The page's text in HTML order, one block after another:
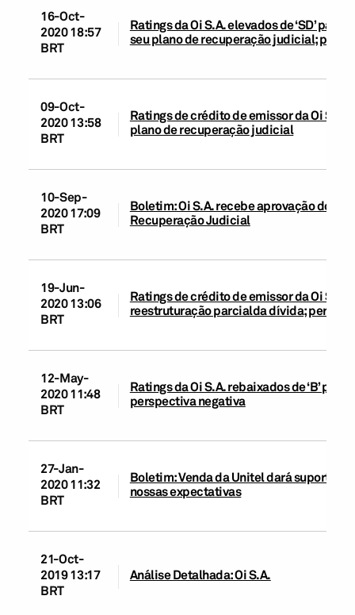
16-Oct-
2020 18:57
BRT
Ratings da Oi S.A. elevados de ‘SD’ para
seu plano de recuperação judicial;
09-Oct-
2020 13:58
BRT
Ratings de crédito de emissor da Oi S.A.
plano de recuperação judicial
10-Sep-
2020 17:09
BRT
Boletim: Oi S.A. recebe aprovação dos
Recuperação Judicial
19-Jun-
2020 13:06
BRT
Ratings de crédito de emissor da Oi S.A.
reestruturação parcialda dívida;
12-May-
2020 11:48
BRT
Ratings da Oi S.A. rebaixados de ‘B’
perspectiva negativa
27-Jan-
2020 11:32
BRT
Boletim: Venda da Unitel dará suporte a
nossas expectativas
21-Oct-
2019 13:17
BRT
Análise Detalhada: Oi S.A.